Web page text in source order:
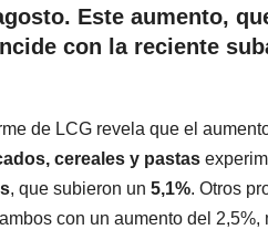
Este aumento,
con la reciente
de LCG revela que el
cereales y pastas
, que subieron un 5,1%. Otros
con un aumento del